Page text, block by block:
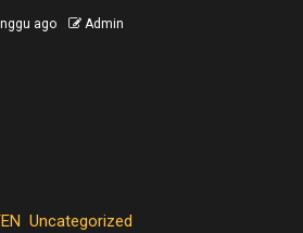
ago Admin
Uncategorized